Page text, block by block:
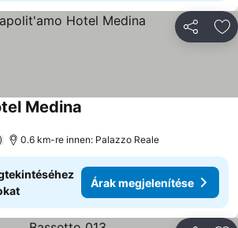
Medina
0.6 km-re innen: Palazzo Reale
Árak megjelenítése